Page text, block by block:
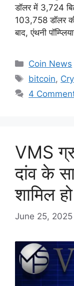
डॉलर में 3,724
103,758 डॉलर
बाद, एंथनी
Categories
Coin News
Tags
bitcoin,
4
VMS
दांव के
शामिल
June 25, 2025